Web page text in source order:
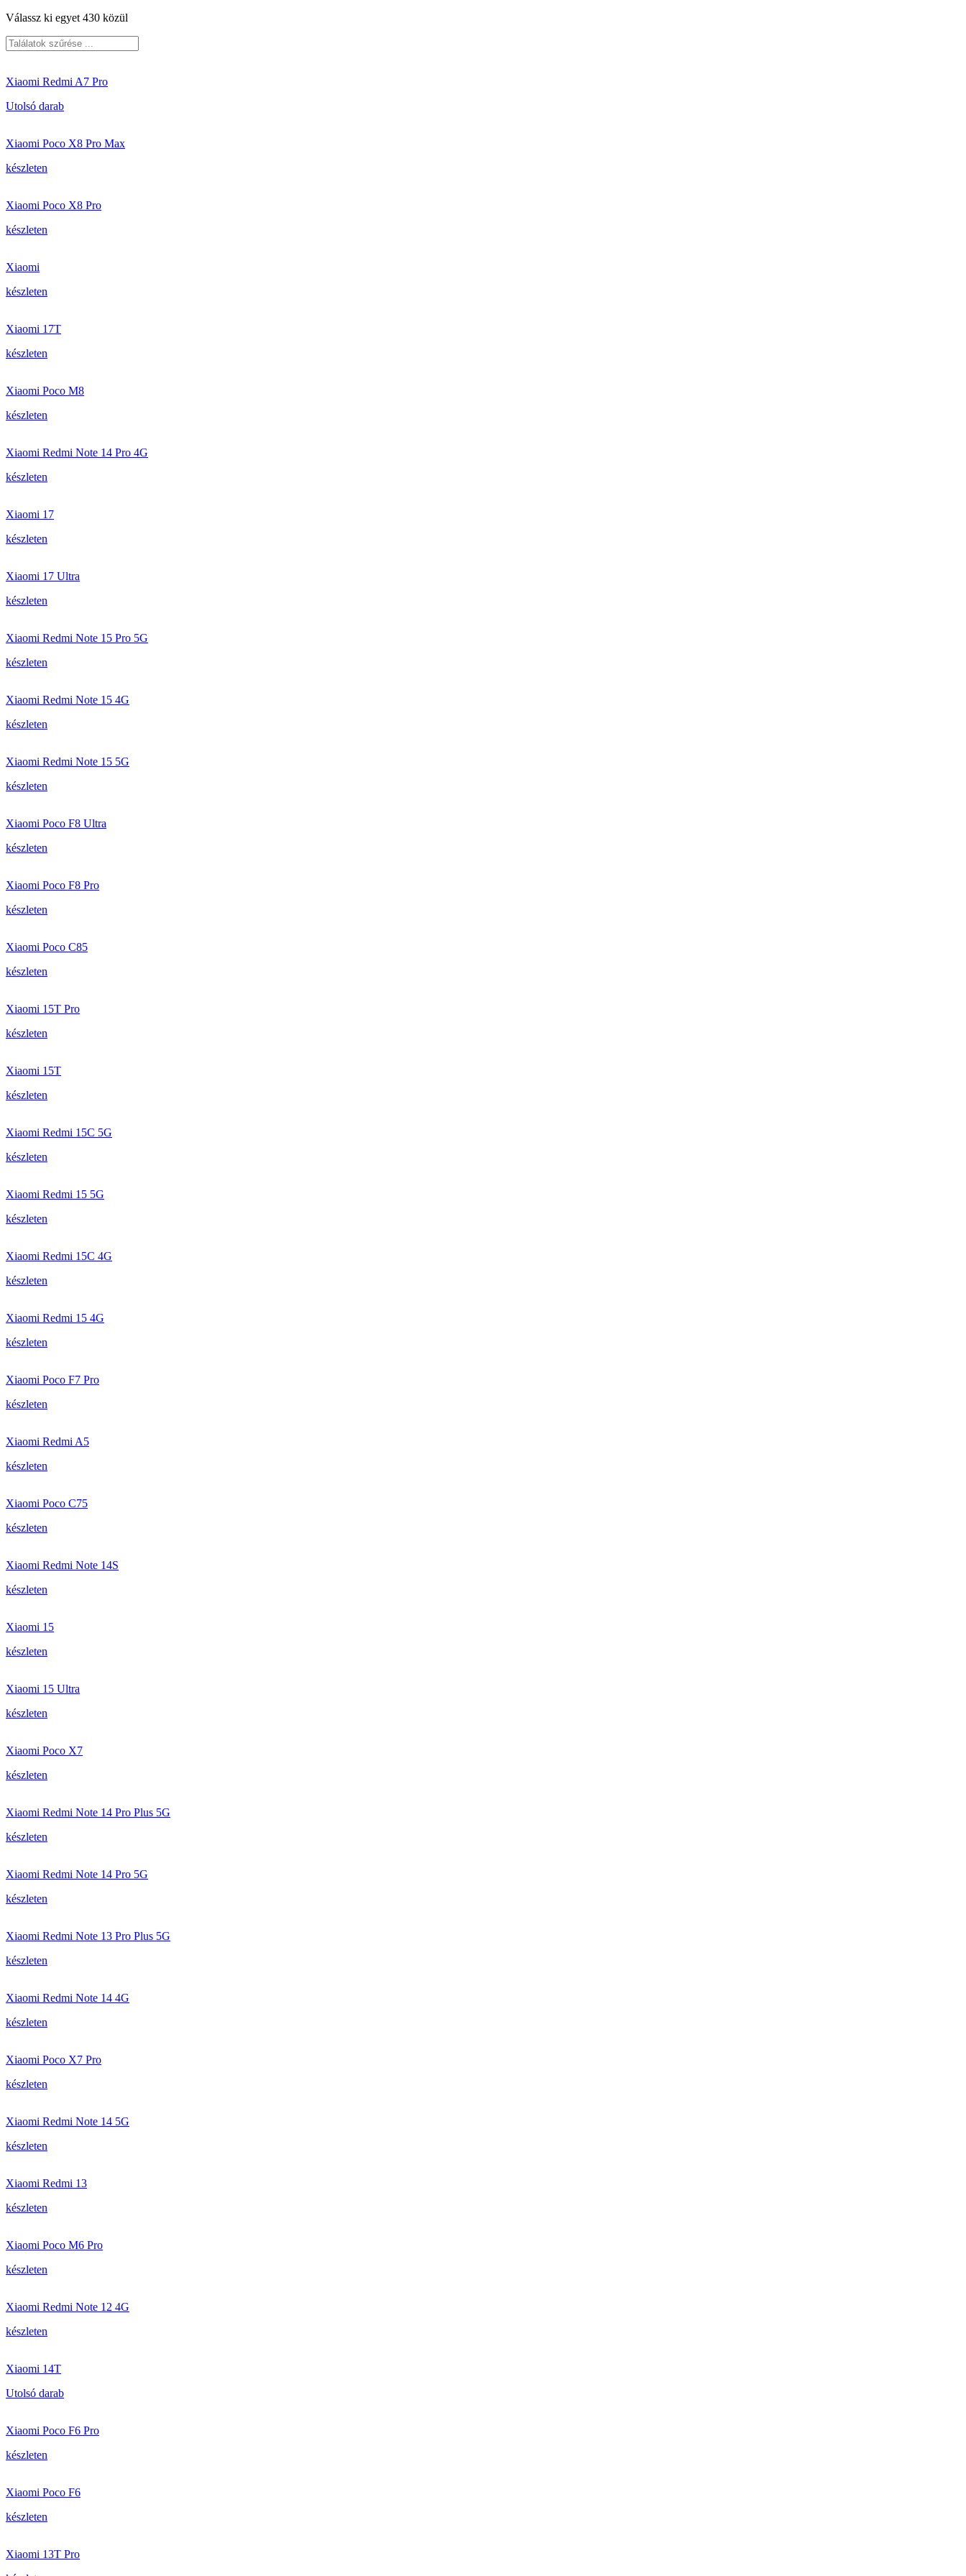
Válassz ki egyet 430 közül
Xiaomi Redmi A7 Pro
Utolsó darab
Xiaomi Poco X8 Pro Max
készleten
Xiaomi Poco X8 Pro
készleten
Xiaomi
készleten
Xiaomi 17T
készleten
Xiaomi Poco M8
készleten
Xiaomi Redmi Note 14 Pro 4G
készleten
Xiaomi 17
készleten
Xiaomi 17 Ultra
készleten
Xiaomi Redmi Note 15 Pro 5G
készleten
Xiaomi Redmi Note 15 4G
készleten
Xiaomi Redmi Note 15 5G
készleten
Xiaomi Poco F8 Ultra
készleten
Xiaomi Poco F8 Pro
készleten
Xiaomi Poco C85
készleten
Xiaomi 15T Pro
készleten
Xiaomi 15T
készleten
Xiaomi Redmi 15C 5G
készleten
Xiaomi Redmi 15 5G
készleten
Xiaomi Redmi 15C 4G
készleten
Xiaomi Redmi 15 4G
készleten
Xiaomi Poco F7 Pro
készleten
Xiaomi Redmi A5
készleten
Xiaomi Poco C75
készleten
Xiaomi Redmi Note 14S
készleten
Xiaomi 15
készleten
Xiaomi 15 Ultra
készleten
Xiaomi Poco X7
készleten
Xiaomi Redmi Note 14 Pro Plus 5G
készleten
Xiaomi Redmi Note 14 Pro 5G
készleten
Xiaomi Redmi Note 13 Pro Plus 5G
készleten
Xiaomi Redmi Note 14 4G
készleten
Xiaomi Poco X7 Pro
készleten
Xiaomi Redmi Note 14 5G
készleten
Xiaomi Redmi 13
készleten
Xiaomi Poco M6 Pro
készleten
Xiaomi Redmi Note 12 4G
készleten
Xiaomi 14T
Utolsó darab
Xiaomi Poco F6 Pro
készleten
Xiaomi Poco F6
készleten
Xiaomi 13T Pro